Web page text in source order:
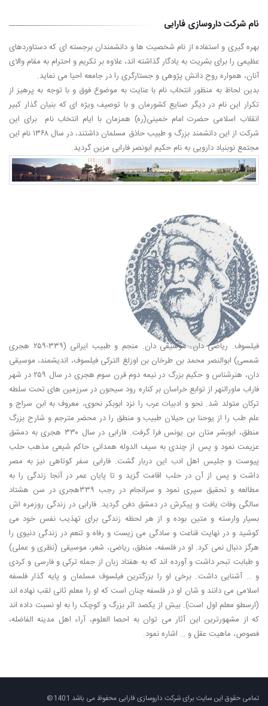
نام شرکت داروسازی فارابی
بهره گیری و استفاده از نام شخصیت ها و دانشمندان برجسته ای که دستاوردهای
عظیمی را برای بشریت به یادگار گذاشته اند، علاوه بر تکریم و احترام به مقام والای
آنان، همواره روح دانش پژوهی و جستارگری را در جامعه احیا می نماید.
بدین لحاظ به منظور انتخاب نام با عنایت به موضوع فوق و با توجه به پرهیز از
تکرار این نام در دیگر صنایع کشورمان و با توصیف ویژه ای که بنیان گذار کبیر
انقلاب اسلامی حضرت امام خمینی(ره) همزمان با ایام انتخاب نام برای این
شرکت از این دانشمند بزرگ و طبیب حاذق مسلمان داشتند، در سال ۱۳۶۸ نام این
مجتمع نوبنیاد دارویی به نام حکیم ابونصر فارابی مزین گردید.
فیلسوف. ریاضی دان. موسیقی دان. منجم و طبیب ایرانی (۳۳۹-۲۵۹ هجری
شمسی) ابوالنصر محمد بن طرخان بن اوزلغ الترکی فیلسوف، اندیشمند، موسیقی
دان، هنرشناس و حکیم بزرگ در نیمه دوم قرن سوم هجری در سال ۲۵۹ در شهر
فاراب ماورالنهر از توابع خراسان بر کناره رود سیحون در سرزمین های تحت سلطه
ترکان متولد شد. نحو و ادبیات عرب را نزد ابوبکر نحوی، معروف به ابن سراج و
علم طب را از یوحنا بن حیلان طبیب و منطق را در محضر مترجم و شارح بزرگ
منطق، ابوبشر متان بن یونس فرا گرفت. فارابی در سال ۳۳۰ هجری به دمشق
عزیمت نمود و پس از چندی به سیف الدوله همدانی حاکم شیعی مذهب حلب
پیوست و جلیس اهل ادب این دربار گشت. فارابی سفر کوتاهی نیز به مصر
داشت و پس از آن در حلب اقامت گزید و تا پایان عمر در آنجا زندگی را به
مطالعه و تحقیق سپری نمود و سرانجام در رجب ۳۳۹هجری در سن هشتاد
سالگی وفات یافت و پیکرش در دمشق دفن گردید. فارابی در زندگی روزمره اش
بسیار وارسته و متین بوده و از هر لحظه زندگی برای تهذیب نفس خود می
کوشید و در نهایت قناعت و سادگی می زیست و رفاه و تنعم در زندگی دنیوی را
هرگز دنبال نمی کرد. او در فلسفه، منطق، ریاضی، شعر، موسیقی (نظری و عملی)
و طبابت تبحر داشت و آورده اند که به هفتاد زبان از جمله ترکی و فارسی و کردی
و … آشنایی داشت. برخی او را بزرگترین فیلسوف مسلمان و پایه گذار فلسفه
اسلامی می دانند و شان او در فلسفه چنان است که او را معلم ثانی لقب نهاده اند
(ارسطو معلم اول است). بیش از یکصد اثر بزرگ و کوچک را به او نسبت داده اند
که از مشهورترین این آثار می توان به احصا العلوم، آراء اهل مدینه الفاضله،
فصوص، ماهیت عقل و … اشاره نمود.
تمامی حقوق این سایت برای شرکت داروسازی فارابی محفوظ می باشد 1401©